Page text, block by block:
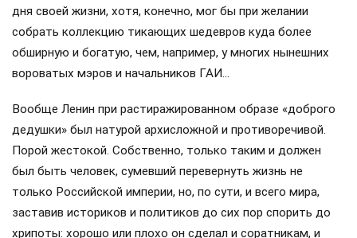
дня своей жизни, хотя, конечно, мог бы при желании
собрать коллекцию тикающих шедевров куда более
обширную и богатую, чем, например, у многих нынешних
вороватых мэров и начальников ГАИ…
Вообще Ленин при растиражированном образе «доброго
дедушки» был натурой архисложной и противоречивой.
Порой жестокой. Собственно, только таким и должен
был быть человек, сумевший перевернуть жизнь не
только Российской империи, но, по сути, и всего мира,
заставив историков и политиков до сих пор спорить до
хрипоты: хорошо или плохо он сделал и соратникам, и